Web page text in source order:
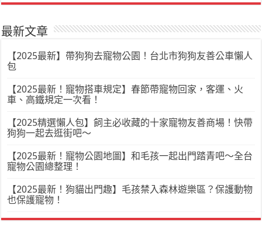
最新文章
【2025最新】帶狗狗去寵物公園！台北市狗狗友善公車懶人
包
【2025最新！寵物搭車規定】春節帶寵物回家，客運、火
車、高鐵規定一次看！
【2025精選懶人包】飼主必收藏的十家寵物友善商場！快帶
狗狗一起去逛街吧～
【2025最新！寵物公園地圖】和毛孩一起出門踏青吧～全台
寵物公園總整理！
【2025最新！狗貓出門趣】毛孩禁入森林遊樂區？保護動物
也保護寵物！